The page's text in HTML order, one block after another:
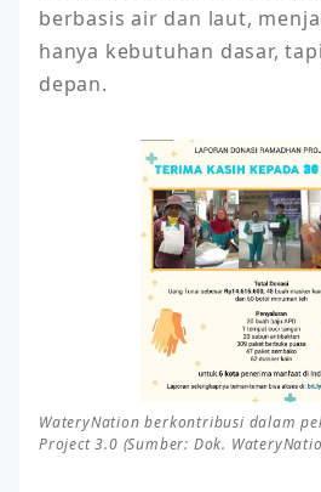
berbasis air dan laut,
hanya kebutuhan dasar,
depan.
WateryNation berkontribusi dalam
Project 3.0 (Sumber: Dok.